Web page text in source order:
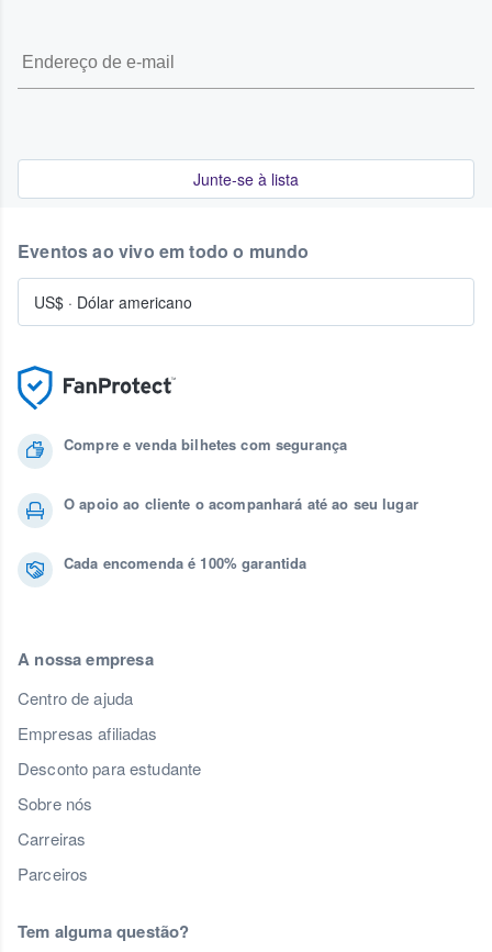
Junte-se à lista
Compre e venda bilhetes com segurança
O apoio ao cliente o acompanhará até ao seu lugar
Cada encomenda é 100% garantida
A nossa empresa
Centro de ajuda
Empresas afiliadas
Desconto para estudante
Sobre nós
Carreiras
Parceiros
Tem alguma questão?
Eventos ao vivo em todo o mundo
US$ · Dólar americano